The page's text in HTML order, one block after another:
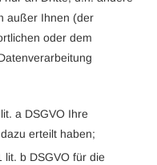
außer Ihnen (der
oder dem
a DSGVO Ihre
erteilt haben;
lit. b DSGVO für die